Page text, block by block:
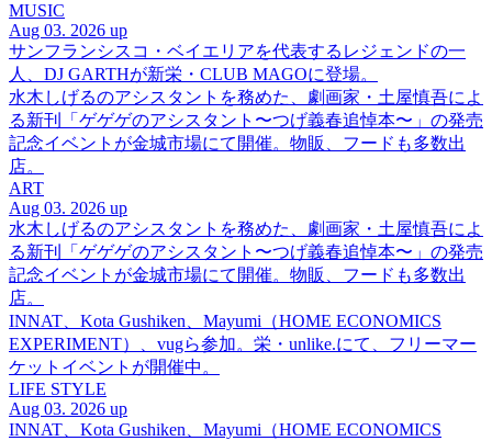
MUSIC
Aug 03. 2026 up
サンフランシスコ・ベイエリアを代表するレジェンドの一
人、DJ GARTHが新栄・CLUB MAGOに登場。
水木しげるのアシスタントを務めた、劇画家・土屋慎吾によ
る新刊「ゲゲゲのアシスタント〜つげ義春追悼本〜」の発売
記念イベントが金城市場にて開催。物販、フードも多数出
店。
ART
Aug 03. 2026 up
水木しげるのアシスタントを務めた、劇画家・土屋慎吾によ
る新刊「ゲゲゲのアシスタント〜つげ義春追悼本〜」の発売
記念イベントが金城市場にて開催。物販、フードも多数出
店。
INNAT、Kota Gushiken、Mayumi（HOME ECONOMICS
EXPERIMENT）、vugら参加。栄・unlike.にて、フリーマー
ケットイベントが開催中。
LIFE STYLE
Aug 03. 2026 up
INNAT、Kota Gushiken、Mayumi（HOME ECONOMICS